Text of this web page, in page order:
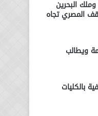
البحرين
المصري تجاه
ويطالب
بالكليات